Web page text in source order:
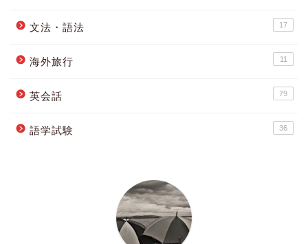
文法・語法 17
海外旅行 11
英会話 79
語学試験 36